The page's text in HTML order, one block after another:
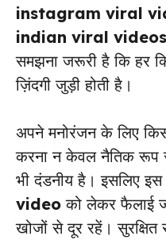
instagram viral
indian viral videos
समझना जरूरी है कि हर
ज़िंदगी जुड़ी होती है।
अपने मनोरंजन के लिए
करना न केवल नैतिक रूप
भी दंडनीय है। इसलिए इस
video को लेकर फैलाई
खोजों से दूर रहें।